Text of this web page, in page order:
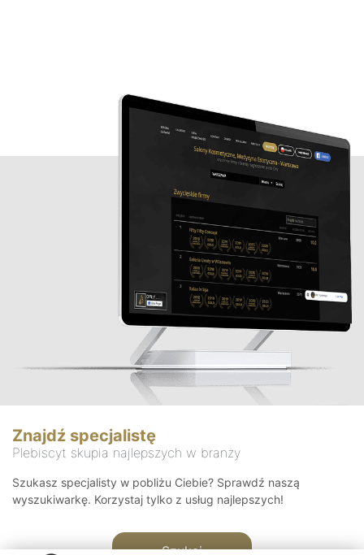
Znajdź specjalistę
Plebiscyt skupia najlepszych w branży
Szukasz specjalisty w pobliżu Ciebie? Sprawdź naszą
wyszukiwarkę. Korzystaj tylko z usług najlepszych!
Szukaj